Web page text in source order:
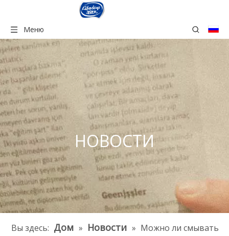
Меню
НОВОСТИ
Вы здесь: Дом » Новости » Можно ли смывать